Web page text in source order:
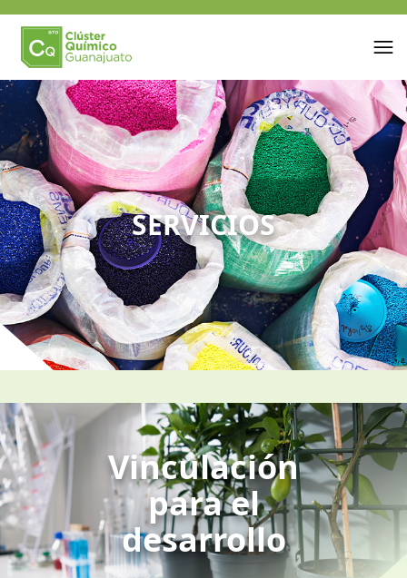
SERVICIOS
Vinculación
para el
desarrollo